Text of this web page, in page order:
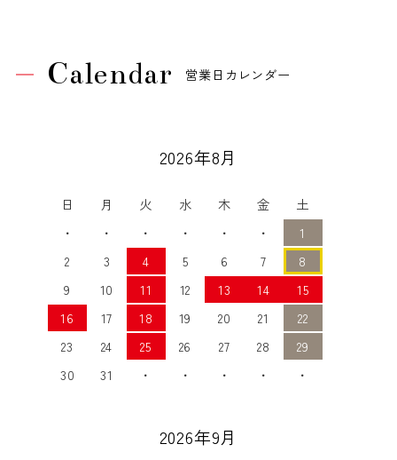
Calendar 営業日カレンダー
2026年8月
日 月 火 水 木 金
土
・
・ ・ ・ ・ ・
1
2
3 4 5 6 7
8
9
10 11 12 13 14
15
16
17 18 19 20 21
22
23
24 25 26 27 28
29
30
31 ・ ・ ・ ・ ・
2026年9月